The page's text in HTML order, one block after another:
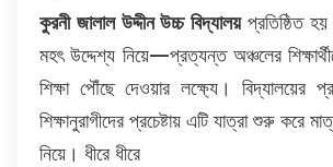
কুরনী জালাল উদ্দীন উচ্চ বিদ্যালয় প্রতিষ্ঠিত
মহৎ উদ্দেশ্য নিয়ে—প্রত্যন্ত অঞ্চলের
শিক্ষা পৌঁছে দেওয়ার লক্ষ্যে। বিদ্যালয়ের
শিক্ষানুরাগীদের প্রচেষ্টায় এটি যাত্রা শুরু করে
নিয়ে। ধীরে ধীরে